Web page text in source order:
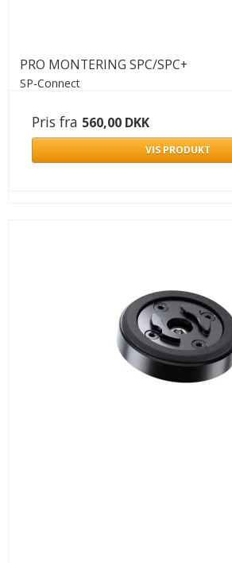
PRO MONTERING SPC/SPC+
SP-Connect
Pris fra 560,00 DKK
VIS PRODUKT